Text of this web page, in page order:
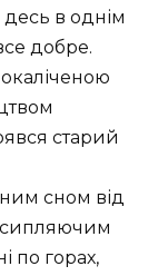
десь в однім
добре.
старий
сном від
по горах,